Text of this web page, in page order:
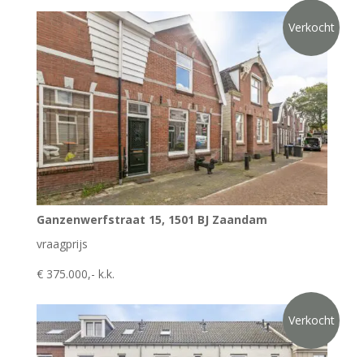
Verkocht
Ganzenwerfstraat 15, 1501 BJ Zaandam
vraagprijs
€ 375.000,- k.k.
Verkocht